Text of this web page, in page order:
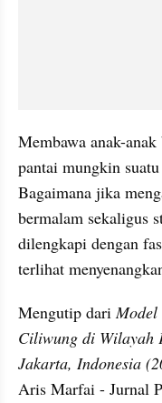
Membawa anak-
pantai mungkin
Bagaimana jika
bermalam sekaligus
dilengkapi dengan
terlihat
Mengutip dari Model
Ciliwung di Wilayah
Jakarta, Indonesia
Aris Marfai - Jurnal